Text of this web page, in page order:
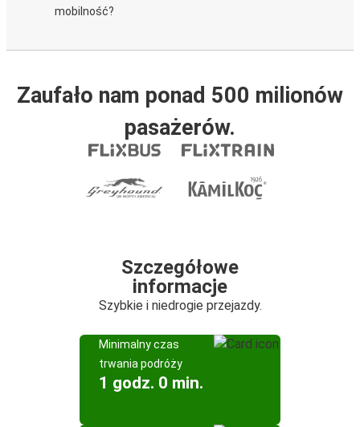
mobilność?
Zaufało nam ponad 500 milionów
pasażerów.
Szczegółowe
informacje
Szybkie i niedrogie przejazdy.
Minimalny czas
trwania podróży
1 godz. 0 min.